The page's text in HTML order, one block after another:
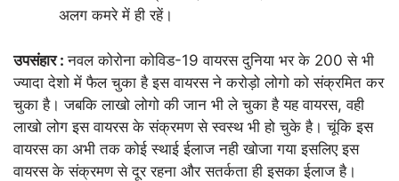
अलग कमरे में ही रहें।
उपसंहार :नवल कोरोना कोविड-19 वायरस दुनिया भर के 200 से भी
ज्यादा देशो में फैल चुका है इस वायरस ने करोड़ो लोगो को संक्रमित कर
चुका है। जबकि लाखो लोगो की जान भी ले चुका है यह वायरस, वही
लाखो लोग इस वायरस के संक्रमण से स्वस्थ भी हो चुके है। चूंकि इस
वायरस का अभी तक कोई स्थाई ईलाज नही खोजा गया इसलिए इस
वायरस के संक्रमण से दूर रहना और सतर्कता ही इसका ईलाज है।